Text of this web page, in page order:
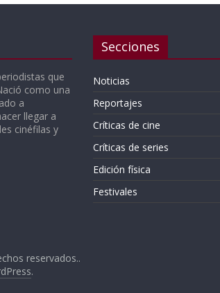
que
como una
a
llegar a
cinéfilas y
Secciones
Noticias
Reportajes
Críticas de cine
Críticas de series
Edición física
Festivales
reservados..
.